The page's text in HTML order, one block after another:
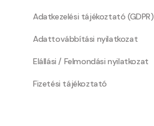
Adatkezelési tájékoztató (GDPR)
Adattovábbítási nyilatkozat
Elállási / Felmondási nyilatkozat
Fizetési tájékoztató